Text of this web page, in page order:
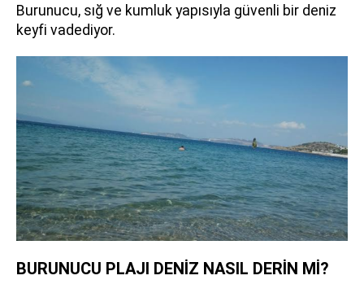
Burunucu, sığ ve kumluk yapısıyla güvenli bir deniz
keyfi vadediyor.
BURUNUCU PLAJI DENİZ NASIL DERİN Mİ?